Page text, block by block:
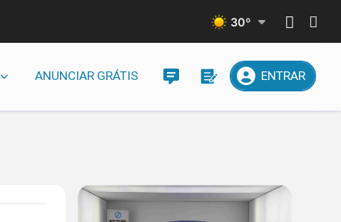
30º
ANUNCIAR GRÁTIS ENTRAR